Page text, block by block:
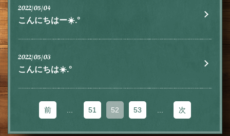
2022/05/04
こんにちはー☀️.°
2022/05/03
こんにちは☀️.°
前 ... 51 52 53 ... 次